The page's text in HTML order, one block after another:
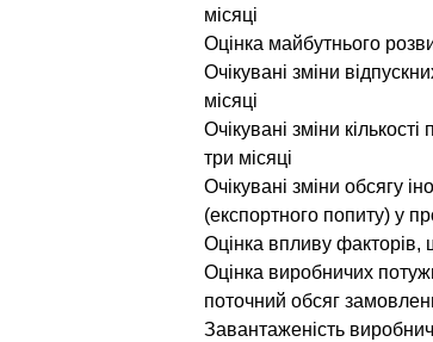
місяці
Оцінка майбутнього
Очікувані зміни
місяці
Очікувані зміни
три місяці
Очікувані зміни обсягу
(експортного попиту) у
Оцінка впливу
Оцінка виробничих
поточний обсяг
Завантаженість